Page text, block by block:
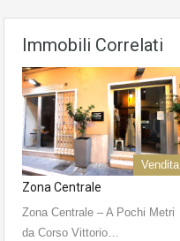
Immobili Correlati
Vendita
Zona Centrale
Zona Centrale – A Pochi Metri
da Corso Vittorio…